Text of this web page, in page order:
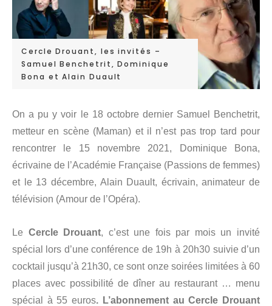
Cercle Drouant, les invités –
Samuel Benchetrit, Dominique
Bona et Alain Duault
On a pu y voir le 18 octobre dernier Samuel Benchetrit,
metteur en scène (Maman) et il n’est pas trop tard pour
rencontrer le 15 novembre 2021, Dominique Bona,
écrivaine de l’Académie Française (Passions de femmes)
et le 13 décembre, Alain Duault, écrivain, animateur de
télévision (Amour de l’Opéra).
Le Cercle Drouant, c’est une fois par mois un invité
spécial lors d’une conférence de 19h à 20h30 suivie d’un
cocktail jusqu’à 21h30, ce sont onze soirées limitées à 60
places avec possibilité de dîner au restaurant … menu
spécial à 55 euros. L’abonnement au Cercle Drouant